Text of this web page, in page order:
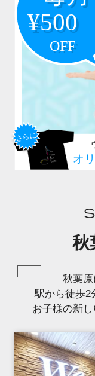
秋
秋葉原
駅から徒歩2
お子様の新